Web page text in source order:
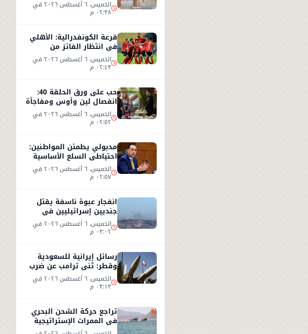
الخميس، ٦ أغسطس ٢٠٢٦ في
٠٢:٣٨ م
قرعة الكونفدرالية: الأهلي
في انتظار الفائز من
مقديشو سيتي وكيتاراالخميس، ٦ أغسطس ٢٠٢٦ في
٠٢:٤٣ م
حب على ورق الحلقة 40:
انفصال لين وأوس ومفاجأة
جديدة داخل الشركة الخميس، ٦ أغسطس ٢٠٢٦ في
٠٢:٥٢ م
مدبولي يطمئن المواطنين:
احتياطي السلع الأساسية
آمن ويغطي الاستهلاك
لعام كامل الخميس، ٦ أغسطس ٢٠٢٦ في
٠٢:٥٧ م
انفجار عبوة ناسفة يقتل
جنديين إسرائيليين في
جنوب لبنان وردود فعل
متباينة الخميس، ٦ أغسطس ٢٠٢٦ في
٠٣:٠٢ م
رسائل إيرانية للسعودية
وقطر: ثني ترامب عن ضرب
إيران أو سنرد على الخليج
الخميس، ٦ أغسطس ٢٠٢٦ في
٠٣:١٣ م
تراجع حركة الشحن البحري
في الممرات الإستراتيجية
وسط تصعيد أمني